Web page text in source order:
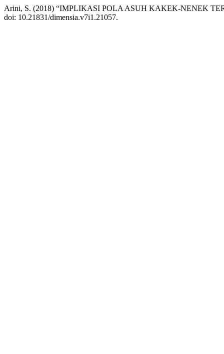
Arini, S. (2018) “IMPLIKASI POLA ASUH KAKEK-NENEK
doi: 10.21831/dimensia.v7i1.21057.